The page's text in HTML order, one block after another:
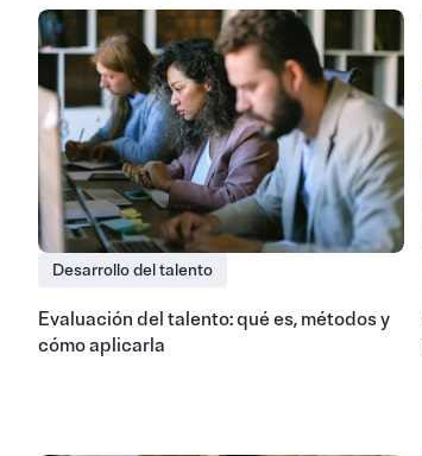
Desarrollo del talento
Evaluación del talento: qué es, métodos y
cómo aplicarla